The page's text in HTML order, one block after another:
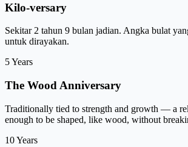
Kilo-versary
Sekitar 2 tahun 9 bulan jadian. Angka bulat
untuk dirayakan.
5 Years
The Wood Anniversary
Traditionally tied to strength and growth — a
enough to be shaped, like wood, without
10 Years